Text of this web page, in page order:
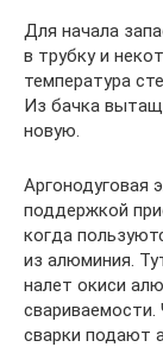
Для начала
в трубку и
температура
Из бачка
новую.
Аргонодуговая
поддержкой
когда
из алюминия.
налет окиси
сварки подают